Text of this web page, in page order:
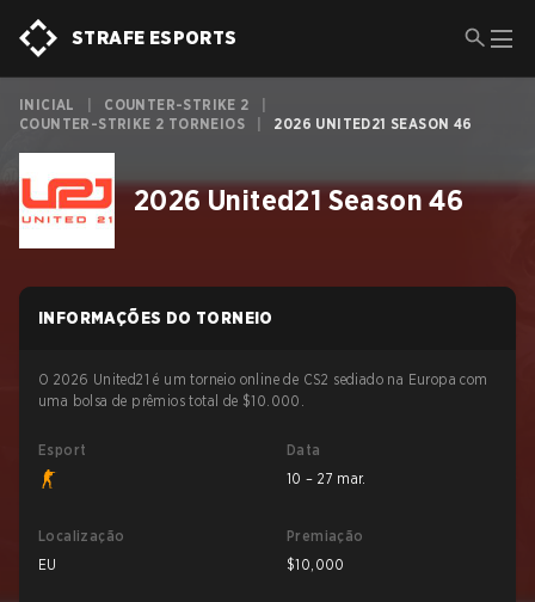
STRAFE ESPORTS
INICIAL COUNTER-STRIKE 2
COUNTER-STRIKE 2 TORNEIOS
2026 UNITED21 SEASON 46
2026 United21 Season 46
INFORMAÇÕES DO TORNEIO
O 2026 United21 é um torneio online de CS2 sediado na Europa com
uma bolsa de prêmios total de $10.000.
Esport
Data
10 – 27 mar.
Localização
EU
Premiação
$10,000